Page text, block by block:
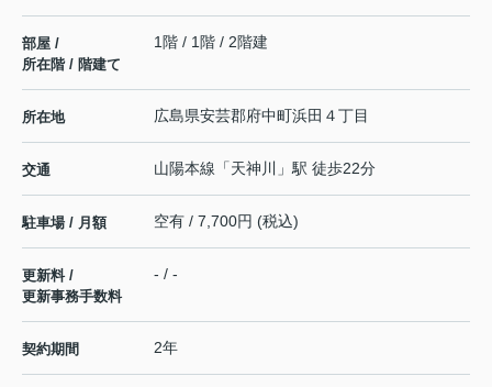
部屋 /
所在階 / 階建て
1階 / 1階 / 2階建
所在地 広島県安芸郡府中町浜田 ４丁目
交通 山陽本線 「天神川 」駅 徒歩22分
駐車場 / 月額 空有 / 7,700円 (税込)
更新料 /
更新事務手数料
- / -
契約期間 2年